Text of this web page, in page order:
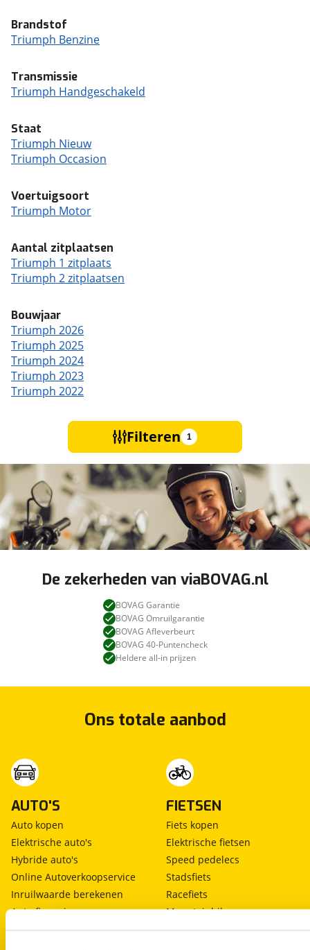
Brandstof
Triumph Benzine
Transmissie
Triumph Handgeschakeld
Staat
Triumph Nieuw
Triumph Occasion
Voertuigsoort
Triumph Motor
Aantal zitplaatsen
Triumph 1 zitplaats
Triumph 2 zitplaatsen
Bouwjaar
Triumph 2026
Triumph 2025
Triumph 2024
Triumph 2023
Triumph 2022
Filteren 1
De zekerheden van viaBOVAG.nl
BOVAG Garantie
BOVAG Omruilgarantie
BOVAG Afleverbeurt
BOVAG 40-Puntencheck
Heldere all-in prijzen
Ons totale aanbod
AUTO'S
Auto kopen
Elektrische auto's
Hybride auto's
Online Autoverkoopservice
Inruilwaarde berekenen
Auto financieren
Auto verzekeren
FIETSEN
Fiets kopen
Elektrische fietsen
Speed pedelecs
Stadsfiets
Racefiets
Mountainbike
Hybride fiets